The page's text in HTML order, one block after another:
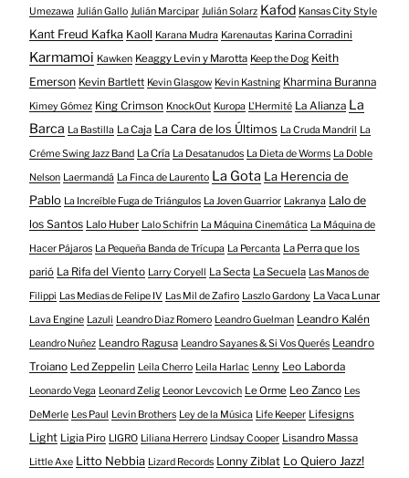
Umezawa Julián Gallo Julián Marcipar Julián Solarz Kafod Kansas City Style
Kant Freud Kafka Kaoll Karana Mudra Karenautas Karina Corradini
Karmamoi Kawken Keaggy Levin y Marotta Keep the Dog Keith
Emerson Kevin Bartlett Kevin Glasgow Kevin Kastning Kharmina Buranna
Kimey Gómez King Crimson KnockOut Kuropa L'Hermité La Alianza La
Barca La Bastilla La Caja La Cara de los Últimos La Cruda Mandril La
Créme Swing Jazz Band La Cría La Desatanudos La Dieta de Worms La Doble
Nelson Laermandá La Finca de Laurento La Gota La Herencia de
Pablo La Increíble Fuga de Triángulos La Joven Guarrior Lakranya Lalo de
los Santos Lalo Huber Lalo Schifrin La Máquina Cinemática La Máquina de
Hacer Pájaros La Pequeña Banda de Trícupa La Percanta La Perra que los
parió La Rifa del Viento Larry Coryell La Secta La Secuela Las Manos de
Filippi Las Medias de Felipe IV Las Mil de Zafiro Laszlo Gardony La Vaca Lunar
Lava Engine Lazuli Leandro Diaz Romero Leandro Guelman Leandro Kalén
Leandro Nuñez Leandro Ragusa Leandro Sayanes & Si Vos Querés Leandro
Troiano Led Zeppelin Leila Cherro Leila Harlac Lenny Leo Laborda
Leonardo Vega Leonard Zelig Leonor Levcovich Le Orme Leo Zanco Les
DeMerle Les Paul Levin Brothers Ley de la Música Life Keeper Lifesigns
Light Ligia Piro LIGRO Liliana Herrero Lindsay Cooper Lisandro Massa
Little Axe Litto Nebbia Lizard Records Lonny Ziblat Lo Quiero Jazz!